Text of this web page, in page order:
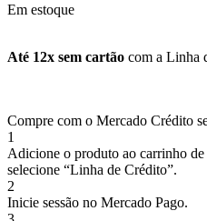
Em estoque
Até 12x sem cartão com a Linha
Compre com o Mercado Crédito
1
Adicione o produto ao carrinho de
selecione “Linha de Crédito”.
2
Inicie sessão no Mercado Pago.